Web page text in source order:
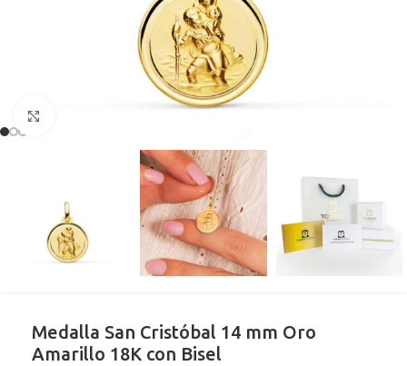
Medalla San Cristóbal 14 mm Oro
Amarillo 18K con Bisel